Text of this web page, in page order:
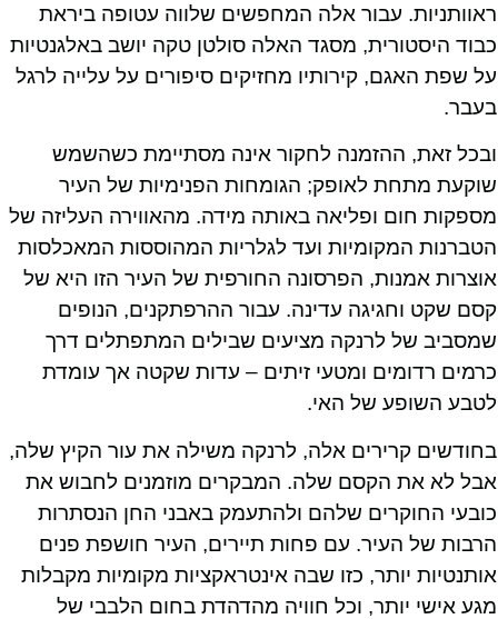
ראוותניות. עבור אלה המחפשים שלווה עטופה ביראת
כבוד היסטורית, מסגד האלה סולטן טקה יושב באלגנטיות
על שפת האגם, קירותיו מחזיקים סיפורים על עלייה לרגל
בעבר.
ובכל זאת, ההזמנה לחקור אינה מסתיימת כשהשמש
שוקעת מתחת לאופק; הגומחות הפנימיות של העיר
מספקות חום ופליאה באותה מידה. מהאווירה העליזה של
הטברנות המקומיות ועד לגלריות המהוססות המאכלסות
אוצרות אמנות, הפרסונה החורפית של העיר הזו היא של
קסם שקט וחגיגה עדינה. עבור ההרפתקנים, הנופים
שמסביב של לרנקה מציעים שבילים המתפתלים דרך
כרמים רדומים ומטעי זיתים – עדות שקטה אך עומדת
לטבע השופע של האי.
בחודשים קרירים אלה, לרנקה משילה את עור הקיץ שלה,
אבל לא את הקסם שלה. המבקרים מוזמנים לחבוש את
כובעי החוקרים שלהם ולהתעמק באבני החן הנסתרות
הרבות של העיר. עם פחות תיירים, העיר חושפת פנים
אותנטיות יותר, כזו שבה אינטראקציות מקומיות מקבלות
מגע אישי יותר, וכל חוויה מהדהדת בחום הלבבי של